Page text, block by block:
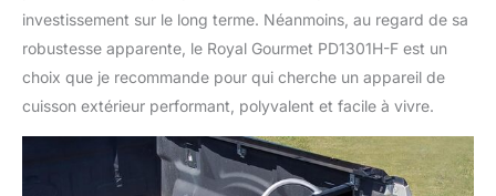
investissement sur le long terme. Néanmoins, au regard de sa
robustesse apparente, le Royal Gourmet PD1301H-F est un
choix que je recommande pour qui cherche un appareil de
cuisson extérieur performant, polyvalent et facile à vivre.